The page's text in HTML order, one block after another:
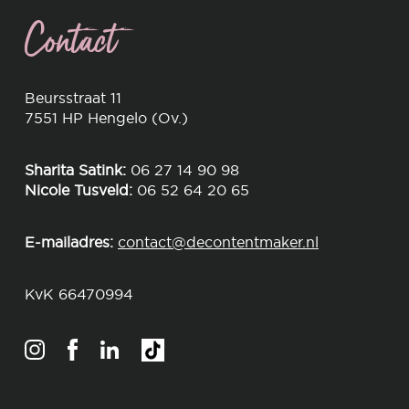
Contact
Beursstraat 11
7551 HP Hengelo (Ov.)
Sharita Satink: 06 27 14 90 98
Nicole Tusveld: 06 52 64 20 65
E-mailadres: contact@decontentmaker.nl
KvK 66470994